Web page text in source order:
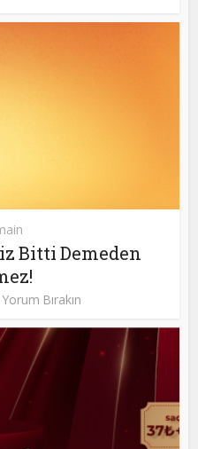
Bitti Demeden
Yorum Bırakın